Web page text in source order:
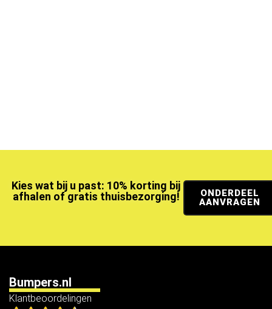
Kies wat bij u past: 10% korting bij
afhalen of gratis thuisbezorging!
ONDERDEEL
AANVRAGEN
Bumpers.nl
Klantbeoordelingen